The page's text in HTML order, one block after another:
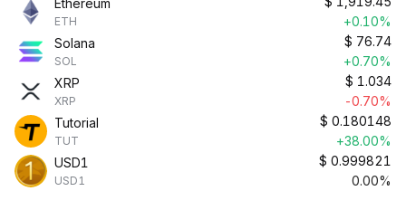
Ethereum
ETH
+0.10%
Solana
SOL
$ 76.74
+0.70%
XRP
XRP
$ 1.034
-0.70%
Tutorial
TUT
$ 0.180148
+38.00%
USD1
USD1
$ 0.999821
0.00%